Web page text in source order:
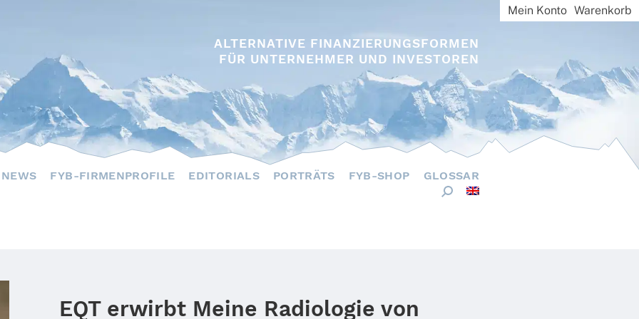
ALTERNATIVE FINANZIERUNGSFORMEN
FÜR UNTERNEHMER UND INVESTOREN
Mein Konto Warenkorb
NEWS FYB-FIRMENPROFILE EDITORIALS PORTRÄTS FYB-SHOP GLOSSAR
EQT erwirbt Meine Radiologie von